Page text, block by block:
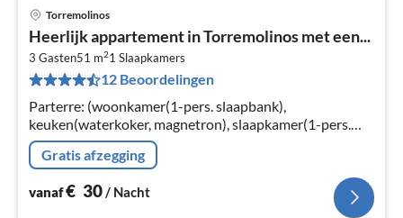
Torremolinos
Heerlijk appartement in Torremolinos met een...
3 Gasten51 m21 Slaapkamers
12 Beoordelingen
Parterre: (woonkamer(1-pers. slaapbank),
keuken(waterkoker, magnetron), slaapkamer(1-pers.
vouwbed, 2-pers. bed), badkamer(toilet)) garage,
carport, 1-pers.
Gratis afzegging
vanaf€ 30/ Nacht